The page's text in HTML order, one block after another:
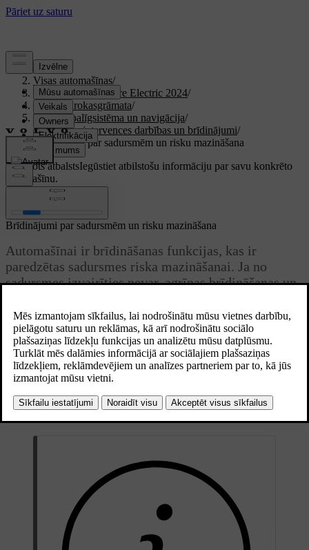
Atbalsts
Visas automašīnas/
XC40 Recharge Pure Electric 2024/
Lietotāja rokasgrāmata/
Vadītāja palīgsistēma un navigācija/
Drošības intervences darbības un brīdinājumi/
Brīdinājumi par sadursmēm un risku mazināšana
Pielāgots atbalstsIegūstiet atbilstošu informāciju par savu konkrēto
automašīnu.
Pierakstīties
Atjaunināts 28.10.2024
Brīdinājumi par sadursmēm un risku mazināšana
Automašīnai ir brīdināšanas funkcijas, kas ir
paredzētas sadursmes riska mazināšanai. Ja no
sadursmes izvairīties nevar, agrīnas brīdināšanas un
ietekmi.
Brīdināšanas par sadursmēm funkcijas:
Brīdinājumi par sadursmes risku turpgaitā
Brīdinājumi par transportlīdzekļiem, kas iebrauc jūsu braukšanas
joslā
Brīdinājumi par sadursmi aizmugurē